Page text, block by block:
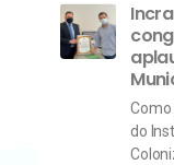
Como
do